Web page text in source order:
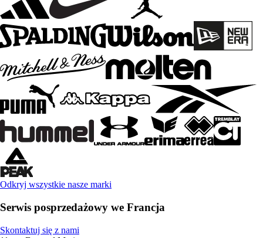
Odkryj wszystkie nasze marki
Serwis posprzedażowy we Francja
Skontaktuj się z nami